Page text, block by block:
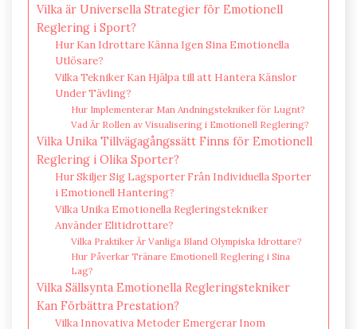
Vilka är Universella Strategier för Emotionell
Reglering i Sport?
Hur Kan Idrottare Känna Igen Sina Emotionella
Utlösare?
Vilka Tekniker Kan Hjälpa till att Hantera Känslor
Under Tävling?
Hur Implementerar Man Andningstekniker för Lugnt?
Vad Är Rollen av Visualisering i Emotionell Reglering?
Vilka Unika Tillvägagångssätt Finns för Emotionell
Reglering i Olika Sporter?
Hur Skiljer Sig Lagsporter Från Individuella Sporter
i Emotionell Hantering?
Vilka Unika Emotionella Regleringstekniker
Använder Elitidrottare?
Vilka Praktiker Är Vanliga Bland Olympiska Idrottare?
Hur Påverkar Tränare Emotionell Reglering i Sina
Lag?
Vilka Sällsynta Emotionella Regleringstekniker
Kan Förbättra Prestation?
Vilka Innovativa Metoder Emergerar Inom